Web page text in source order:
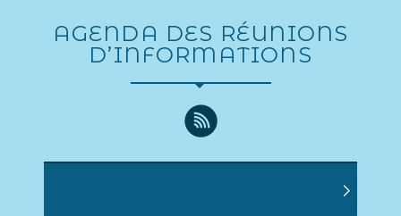
AGENDA DES RÉUNIONS
D’INFORMATIONS